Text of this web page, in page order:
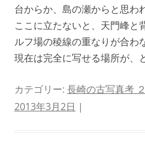
台からか、島の瀬からと思わ
ここに立たないと、天門峰と
ルフ場の稜線の重なりが合わ
現在は完全に写せる場所が、
カテゴリー: 長崎の古写真考 ２
2013年3月2日 |